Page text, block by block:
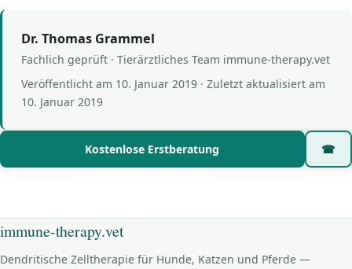
Dr. Thomas Grammel
Fachlich geprüft · Tierärztliches Team immune-therapy.vet
Veröffentlicht am 10. Januar 2019 · Zuletzt aktualisiert am
10. Januar 2019
Kostenlose Erstberatung ☎
immune-therapy.vet
Dendritische Zelltherapie für Hunde, Katzen und Pferde —